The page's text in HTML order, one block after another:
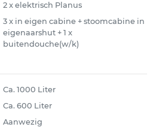
2 x elektrisch Planus
3 x in eigen cabine + stoomcabine in
eigenaarshut + 1 x
buitendouche(w/k)
Ca. 1000 Liter
Ca. 600 Liter
Aanwezig